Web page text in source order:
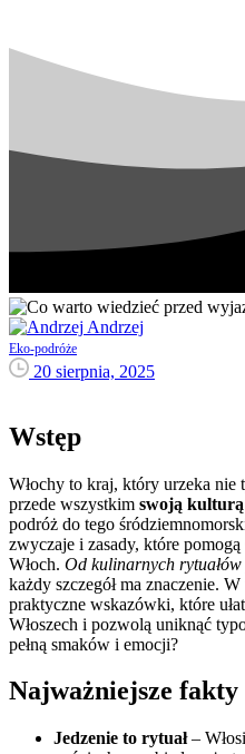
Andrzej
Eko-podróże
20 sierpnia, 2025
Wstęp
Włochy to kraj, który urzeka
przede wszystkim swoją kulturą
podróż do tego
zwyczaje i zasady, które
Włoch. Od kulinarnych
każdy szczegół ma znaczenie.
praktyczne wskazówki, które
Włoszech i pozwolą uniknąć
pełną smaków i emocji?
Najważniejsze fakty
Jedzenie to rytuał–